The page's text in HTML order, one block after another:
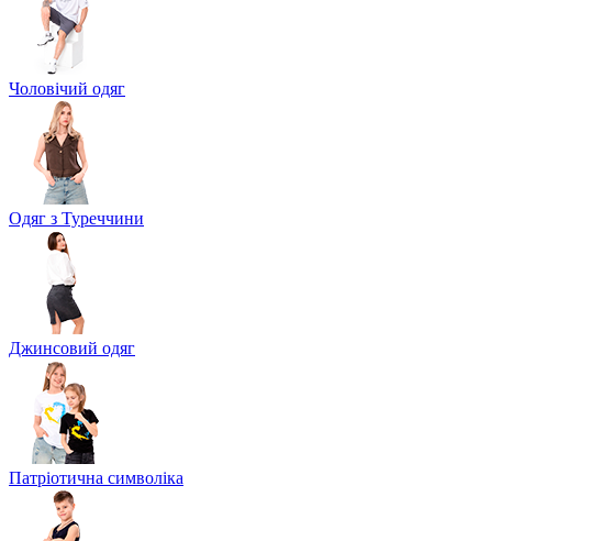
Чоловічий одяг
Одяг з Туреччини
Джинсовий одяг
Патріотична символіка